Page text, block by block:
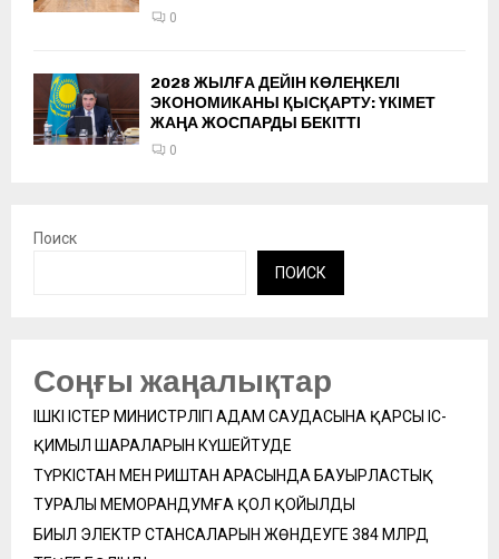
0
2028 ЖЫЛҒА ДЕЙІН КӨЛЕҢКЕЛІ
ЭКОНОМИКАНЫ ҚЫСҚАРТУ: ҮКІМЕТ
ЖАҢА ЖОСПАРДЫ БЕКІТТІ
0
Поиск
ПОИСК
Соңғы жаңалықтар
ІШКІ ІСТЕР МИНИСТРЛІГІ АДАМ САУДАСЫНА ҚАРСЫ ІС-
ҚИМЫЛ ШАРАЛАРЫН КҮШЕЙТУДЕ
ТҮРКІСТАН МЕН РИШТАН АРАСЫНДА БАУЫРЛАСТЫҚ
ТУРАЛЫ МЕМОРАНДУМҒА ҚОЛ ҚОЙЫЛДЫ
БИЫЛ ЭЛЕКТР СТАНСАЛАРЫН ЖӨНДЕУГЕ 384 МЛРД